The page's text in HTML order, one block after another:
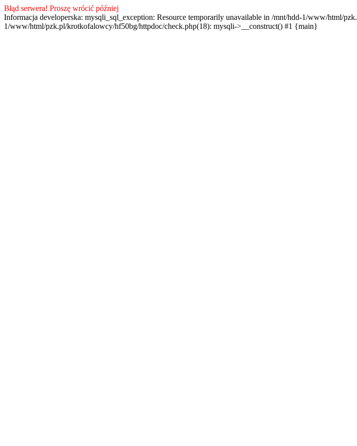
Błąd serwera! Proszę wrócić później
Informacja developerska: mysqli_sql_exception: Resource temporarily unavailable in /mnt/hdd-1/www/html/
1/www/html/pzk.pl/krotkofalowcy/hf50bg/httpdoc/check.php(18): mysqli->__construct() #1 {main}